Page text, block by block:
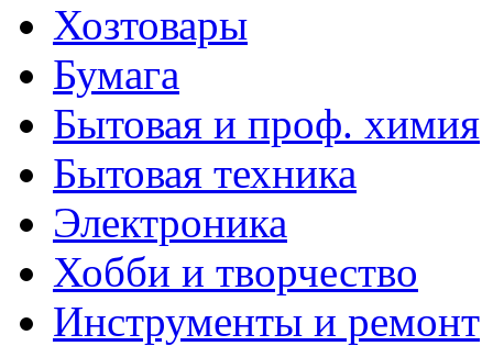
Хозтовары
Бумага
Бытовая и проф. химия
Бытовая техника
Электроника
Хобби и творчество
Инструменты и ремонт